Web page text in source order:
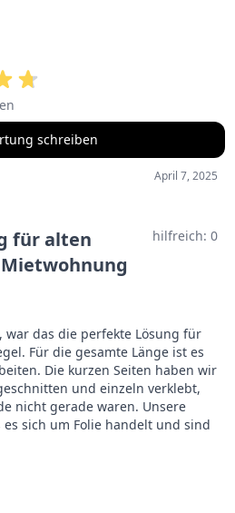
schreiben
April 7, 2025
für alten
hilfreich: 0
war das die perfekte Lösung für
Für die gesamte Länge ist es
Die kurzen Seiten haben wir
und einzeln verklebt,
nicht gerade waren. Unsere
sich um Folie handelt und sind